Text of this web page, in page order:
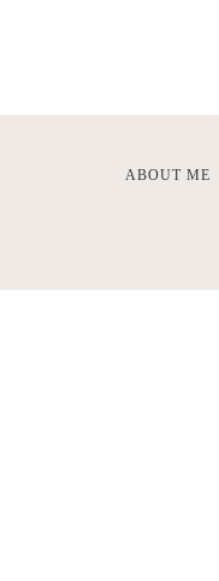
ABOUT ME